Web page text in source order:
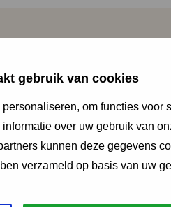
gebruik van cookies
om functies voor
over uw gebruik van
kunnen deze gegevens
verzameld op basis van uw
krijgen?